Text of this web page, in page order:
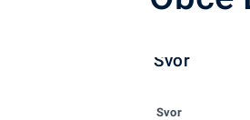
Svor
Svor